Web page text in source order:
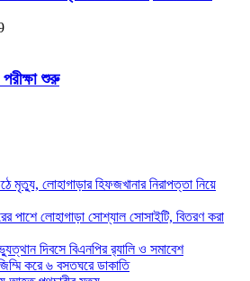
শুরু
মৃত্যু, লোহাগাড়ার হিফজখানার নিরাপত্তা নিয়ে
পাশে লোহাগাড়া সোশ্যাল সোসাইটি, বিতরণ করা
দিবসে বিএনপির র‌্যালি ও সমাবেশ
করে ৬ বসতঘরে ডাকাতি